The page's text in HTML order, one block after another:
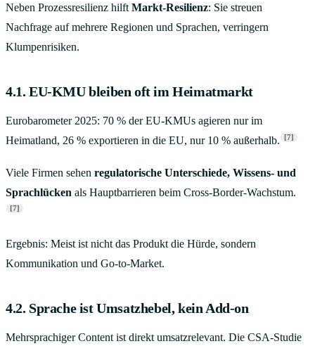
Neben Prozessresilienz hilft Markt-Resilienz: Sie streuen
Nachfrage auf mehrere Regionen und Sprachen, verringern
Klumpenrisiken.
4.1. EU-KMU bleiben oft im Heimatmarkt
Eurobarometer 2025: 70 % der EU-KMUs agieren nur im
Heimatland, 26 % exportieren in die EU, nur 10 % außerhalb. [7]
Viele Firmen sehen regulatorische Unterschiede, Wissens- und
Sprachlücken als Hauptbarrieren beim Cross-Border-Wachstum.
[7]
Ergebnis: Meist ist nicht das Produkt die Hürde, sondern
Kommunikation und Go-to-Market.
4.2. Sprache ist Umsatzhebel, kein Add-on
Mehrsprachiger Content ist direkt umsatzrelevant. Die CSA-Studie